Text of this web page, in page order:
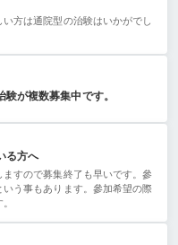
方は通院型の治験はいかがでし
が複数募集中です。
る方へ
すので募集終了も早いです。參
う事もあります。參加希望の際